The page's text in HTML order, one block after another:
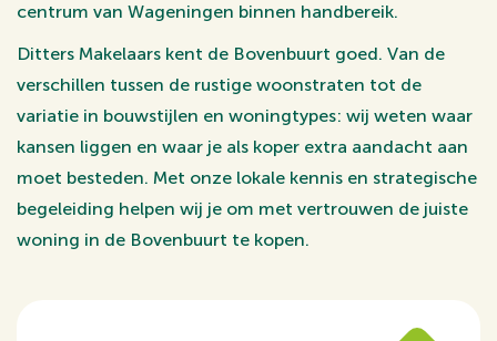
centrum van Wageningen binnen handbereik.
Ditters Makelaars kent de Bovenbuurt goed. Van de
verschillen tussen de rustige woonstraten tot de
variatie in bouwstijlen en woningtypes: wij weten waar
kansen liggen en waar je als koper extra aandacht aan
moet besteden. Met onze lokale kennis en strategische
begeleiding helpen wij je om met vertrouwen de juiste
woning in de Bovenbuurt te kopen.